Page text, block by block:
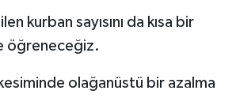
kurban sayısını da kısa bir
öğreneceğiz.
olağanüstü bir azalma